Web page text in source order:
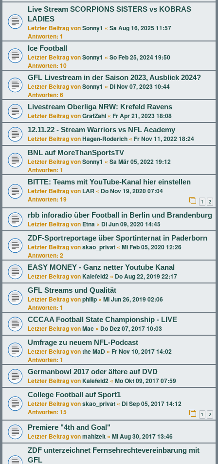
Live Stream SCORPIONS SISTERS vs KOBRAS
LADIES
Letzter Beitrag vonSonny1 « Sa Aug 16, 2025 11:57
Antworten: 1
Ice Football
Letzter Beitrag vonSonny1 « So Feb 25, 2024 19:50
Antworten: 10
GFL Livestream in der Saison 2023, Ausblick 2024?
Letzter Beitrag vonSonny1 « Di Nov 07, 2023 10:44
Antworten: 6
Livestream Oberliga NRW: Krefeld Ravens
Letzter Beitrag vonGrafZahl « Fr Apr 21, 2023 18:08
12.11.22 - Stream Warriors vs NFL Academy
Letzter Beitrag vonHagen-Roderich « Fr Nov 11, 2022 18:24
BNL auf MoreThanSportsTV
Letzter Beitrag vonSonny1 « Sa Mär 05, 2022 19:12
Antworten: 1
BITTE: Teams mit YouTube-Kanal hier einstellen
Letzter Beitrag von LAR « Do Nov 19, 2020 07:04
Antworten: 19 1 2
rbb inforadio über Football in Berlin und Brandenburg
Letzter Beitrag von Etna « Di Jun 09, 2020 14:45
ZDF-Sportreportage über Sportinternat in Paderborn
Letzter Beitrag vonskao_privat « Mi Feb 05, 2020 12:26
Antworten: 2
EASY MONEY - Ganz netter Youtube Kanal
Letzter Beitrag von Kalefeld2 « Do Aug 22, 2019 22:17
GFL Streams und Qualität
Letzter Beitrag vonphilip « Mi Jun 26, 2019 02:06
Antworten: 1
CCCAA Football State Championship - LIVE
Letzter Beitrag vonMac « Do Dez 07, 2017 10:03
Umfrage zu neuem NFL-Podcast
Letzter Beitrag vonthe MaD « Fr Nov 10, 2017 14:02
Antworten: 1
Germanbowl 2017 oder ältere auf DVD
Letzter Beitrag von Kalefeld2 « Mo Okt 09, 2017 07:59
College Football auf Sport1
Letzter Beitrag vonskao_privat « Di Sep 05, 2017 14:12
Antworten: 15 1 2
Premiere "4th and Goal"
Letzter Beitrag vonmahlzeit « Mi Aug 30, 2017 13:46
ZDF unterzeichnet Fernsehrechtevereinbarung mit
GFL